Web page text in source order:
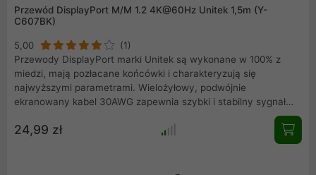
Przewód DisplayPort M/M 1.2 4K@60Hz Unitek 1,5m (Y-
C607BK)
5,00
(1)
Przewody DisplayPort marki Unitek są wykonane w 100% z
miedzi, mają pozłacane końcówki i charakteryzują się
najwyższymi parametrami. Wielożyłowy, podwójnie
ekranowany kabel 30AWG zapewnia szybki i stabilny sygnał
przewodów dostępnych na runku, technologia stosowana
przez markę Unitek zapewnia o 20% szybszy przesył sygnału
24,99 zł